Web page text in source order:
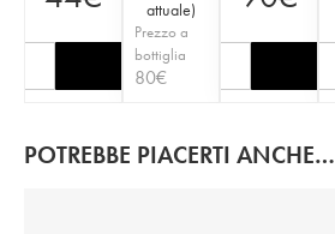
attuale)
Prezzo a
bottiglia
80€
POTREBBE PIACERTI ANCHE…